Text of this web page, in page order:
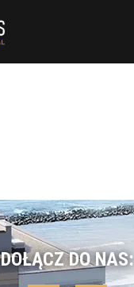
DOŁĄCZ DO NAS: